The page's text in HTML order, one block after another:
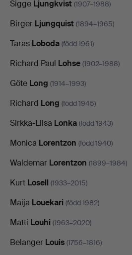
Sigge Ljungkvist (1907–1988)
Birger Ljungquist (1894–1965)
Taras Loboda (född 1961)
Richard Paul Lohse (1902–1988)
Göte Long (1914–1993)
Richard Long (född 1945)
Sirkka-Liisa Lonka (född 1943)
Monica Lorentzon (född 1940)
Waldemar Lorentzon (1899–1984)
Kurt Losell (1933–2015)
Maija Louekari (född 1982)
Matti Louhi (1963–2020)
Belanger Louis (1756–1816)